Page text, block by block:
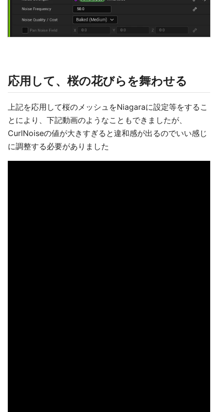
応用して、桜の花びらを舞わせる
上記を応用して桜のメッシュをNiagaraに設定等をするこ
とにより、下記動画のようなこともできましたが、
CurlNoiseの値が大きすぎると違和感が出るのでいい感じ
に調整する必要がありました